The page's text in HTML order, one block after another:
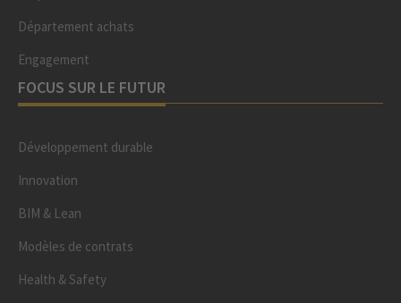
Département achats
Engagement
FOCUS SUR LE FUTUR
Développement durable
Innovation
BIM & Lean
Modèles de contrats
Health & Safety